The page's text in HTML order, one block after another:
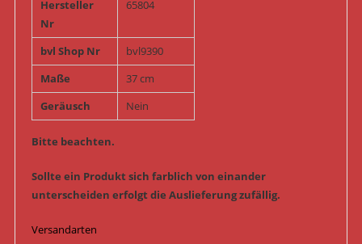
Hersteller
Nr
65804
bvl Shop Nr
bvl9390
Maße
37 cm
Geräusch
Nein
Bitte beachten.
Sollte ein Produkt sich farblich von einander
unterscheiden erfolgt die Auslieferung zufällig.
Versandarten